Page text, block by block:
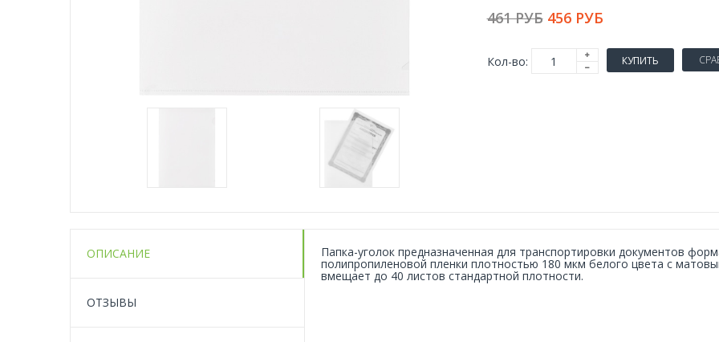
461 РУБ 456 РУБ
Кол-во: КУПИТЬ
ОПИСАНИЕ
ОТЗЫВЫ
Папка-уголок предназначенная для транспортировки документов
полипропиленовой пленки плотностью 180 мкм белого цвета с
вмещает до 40 листов стандартной плотности.